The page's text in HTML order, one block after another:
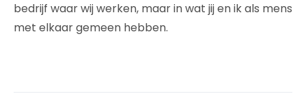
bedrijf waar wij werken, maar in wat jij en ik als mens
met elkaar gemeen hebben.